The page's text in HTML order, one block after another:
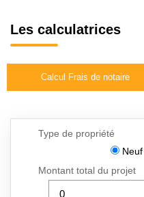
Les calculatrices
Calcul Frais de notaire